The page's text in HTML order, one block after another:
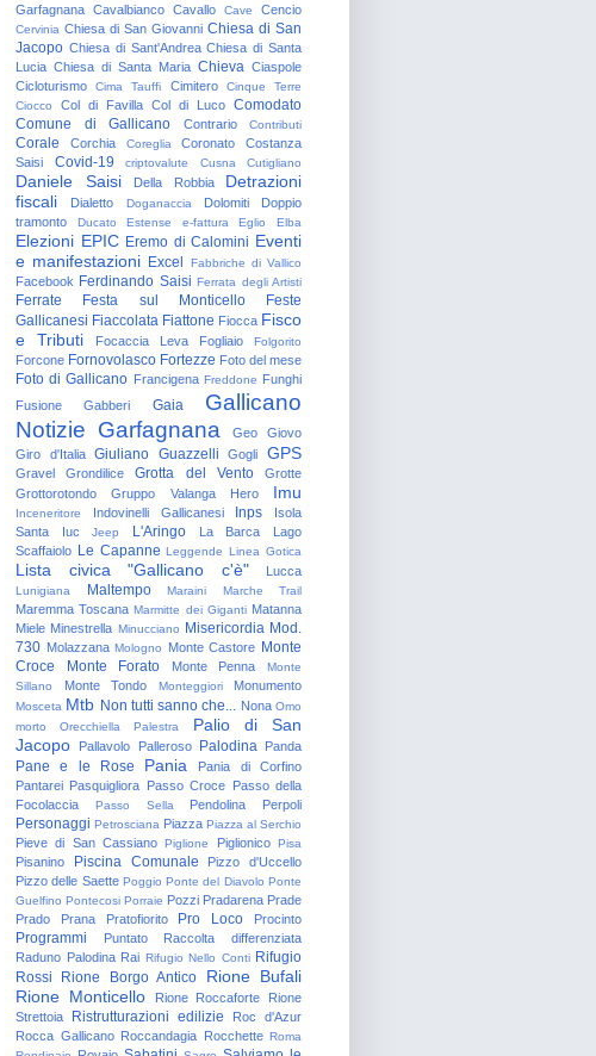
Garfagnana Cavalbianco Cavallo Cave Cencio
Cervinia Chiesa di San Giovanni Chiesa di San
Jacopo Chiesa di Sant'Andrea Chiesa di Santa
Lucia Chiesa di Santa Maria Chieva Ciaspole
Cicloturismo
Cima Tauffi Cimitero
Cinque Terre
Ciocco
Col di Favilla Col di Luco Comodato
Comune di Gallicano
Contrario Contributi
Corale Corchia Coreglia Coronato
Costanza
Saisi
Covid-19 criptovalute Cusna Cutigliano
Daniele Saisi Della Robbia
Detrazioni
fiscali
Dialetto Doganaccia Dolomiti
Doppio
tramonto
Ducato Estense e-fattura Eglio Elba
Elezioni EPIC Eremo di Calomini Eventi
e manifestazioni Excel Fabbriche di Vallico
Facebook Ferdinando Saisi Ferrata degli Artisti
Ferrate Festa sul Monticello
Feste
Gallicanesi Fiaccolata Fiattone Fiocca Fisco
e Tributi
Focaccia Leva Fogliaio Folgorito
Forcone Fornovolasco Fortezze Foto del mese
Foto di Gallicano Francigena Freddone Funghi
Fusione
Gabberi Gaia
Gallicano
Notizie Garfagnana Geo
Giovo
Giro d'Italia
Giuliano Guazzelli Gogli GPS
Gravel Grondilice Grotta del Vento
Grotte
Grottorotondo
Gruppo Valanga Hero Imu
Inceneritore Indovinelli Gallicanesi Inps
Isola
Santa
Iuc Jeep L'Aringo La Barca
Lago
Scaffaiolo Le Capanne Leggende Linea Gotica
Lista civica "Gallicano c'è" Lucca
Lunigiana Maltempo Maraini Marche Trail
Maremma Toscana Marmitte dei Giganti Matanna
Miele Minestrella Minucciano Misericordia Mod.
730 Molazzana Mologno Monte Castore Monte
Croce
Monte Forato Monte Penna
Monte
Sillano
Monte Tondo Monteggiori Monumento
Mosceta Mtb Non tutti sanno che... Nona Omo
morto
Orecchiella Palestra
Palio di San
Jacopo
Pallavolo Palleroso Palodina Panda
Pane e le Rose Pania
Pania di Corfino
Pantarei Pasquigliora Passo Croce Passo della
Focolaccia
Passo Sella Pendolina Perpoli
Personaggi Petrosciana Piazza Piazza al Serchio
Pieve di San Cassiano Piglione Piglionico Pisa
Pisanino Piscina Comunale
Pizzo d'Uccello
Pizzo delle Saette Poggio Ponte del Diavolo Ponte
Guelfino Pontecosi Porraie Pozzi Pradarena Prade
Prado
Prana Pratofiorito Pro Loco Procinto
Programmi Puntato
Raccolta differenziata
Raduno Palodina Rai Rifugio Nello Conti Rifugio
Rossi
Rione Borgo Antico
Rione Bufali
Rione Monticello
Rione Roccaforte
Rione
Strettoia
Ristrutturazioni edilizie
Roc d'Azur
Rocca Gallicano Roccandagia Rocchette Roma